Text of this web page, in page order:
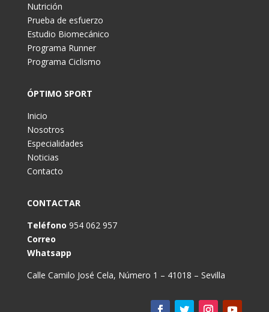
Nutrición
Prueba de esfuerzo
Estudio Biomecánico
Programa Runner
Programa Ciclismo
ÓPTIMO SPORT
Inicio
Nosotros
Especialidades
Noticias
Contacto
CONTACTAR
Teléfono 954 062 957
Correo
Whatsapp
Calle Camilo José Cela, Número 1 – 41018 – Sevilla